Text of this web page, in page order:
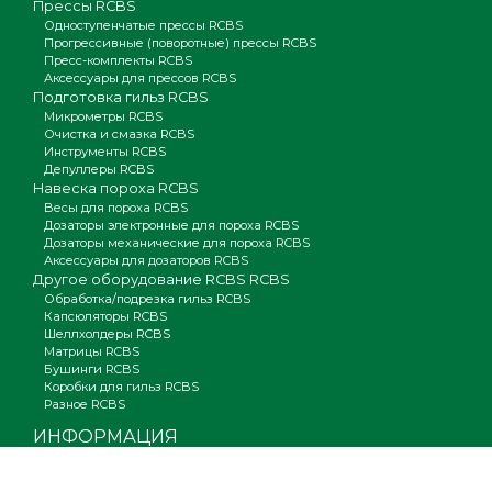
Прессы RCBS
Одноступенчатые прессы RCBS
Прогрессивные (поворотные) прессы RCBS
Пресс-комплекты RCBS
Аксессуары для прессов RCBS
Подготовка гильз RCBS
Микрометры RCBS
Очистка и смазка RCBS
Инструменты RCBS
Депуллеры RCBS
Навеска пороха RCBS
Весы для пороха RCBS
Дозаторы электронные для пороха RCBS
Дозаторы механические для пороха RCBS
Аксессуары для дозаторов RCBS
Другое оборудование RCBS RCBS
Обработка/подрезка гильз RCBS
Капсюляторы RCBS
Шеллхолдеры RCBS
Матрицы RCBS
Бушинги RCBS
Коробки для гильз RCBS
Разное RCBS
ИНФОРМАЦИЯ